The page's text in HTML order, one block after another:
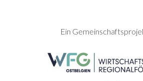
SEITENFUSS
Ein